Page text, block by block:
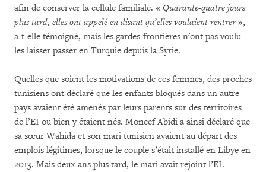
afin de conserver la cellule familiale. « Quarante-quatre jours
plus tard, elles ont appelé en disant qu’elles voulaient rentrer»,
a-t-elle témoigné, mais les gardes-frontières n'ont pas voulu
les laisser passer en Turquie depuis la Syrie.
Quelles que soient les motivations de ces femmes, des proches
tunisiens ont déclaré que les enfants bloqués dans un autre
pays avaient été amenés par leurs parents sur des territoires
de l’EI ou bien y étaient nés. Moncef Abidi a ainsi déclaré que
sa sœur Wahida et son mari tunisien avaient au départ des
emplois légitimes, lorsque le couple s’était installé en Libye en
2013. Mais deux ans plus tard, le mari avait rejoint l’EI.